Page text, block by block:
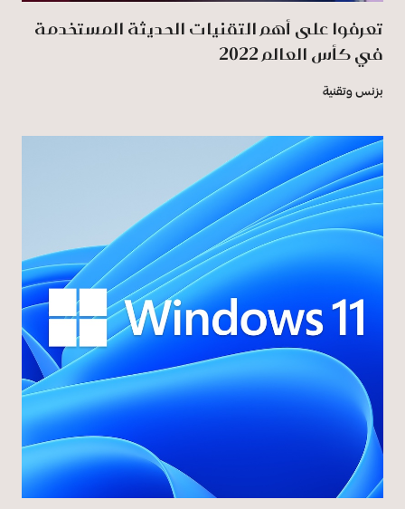
تعرفوا على أهم التقنيات الحديثة المستخدمة
في كأس العالم 2022
بزنس وتقنية